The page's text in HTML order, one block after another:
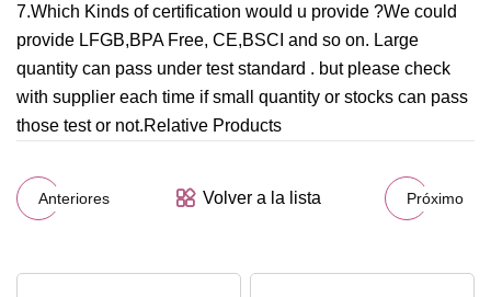
7.Which Kinds of certification would u provide ?We could
provide LFGB,BPA Free, CE,BSCI and so on. Large
quantity can pass under test standard . but please check
with supplier each time if small quantity or stocks can pass
those test or not.Relative Products
Anteriores Volver a la lista Próximo